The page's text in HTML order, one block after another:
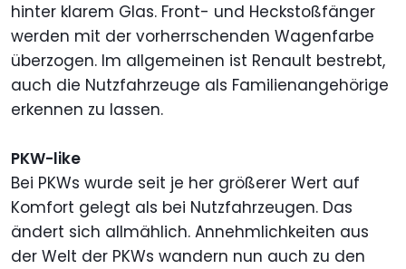
hinter klarem Glas. Front- und Heckstoßfänger
werden mit der vorherrschenden Wagenfarbe
überzogen. Im allgemeinen ist Renault bestrebt,
auch die Nutzfahrzeuge als Familienangehörige
erkennen zu lassen.
PKW-like
Bei PKWs wurde seit je her größerer Wert auf
Komfort gelegt als bei Nutzfahrzeugen. Das
ändert sich allmählich. Annehmlichkeiten aus
der Welt der PKWs wandern nun auch zu den